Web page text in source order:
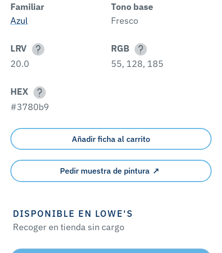
Familiar
Azul
Tono base
Fresco
LRV
20.0
RGB
55, 128, 185
HEX
#3780b9
Añadir ficha al carrito
Pedir muestra de pintura
DISPONIBLE EN LOWE'S
Recoger en tienda sin cargo